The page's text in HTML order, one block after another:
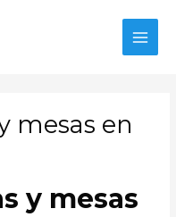
mesas en
y mesas